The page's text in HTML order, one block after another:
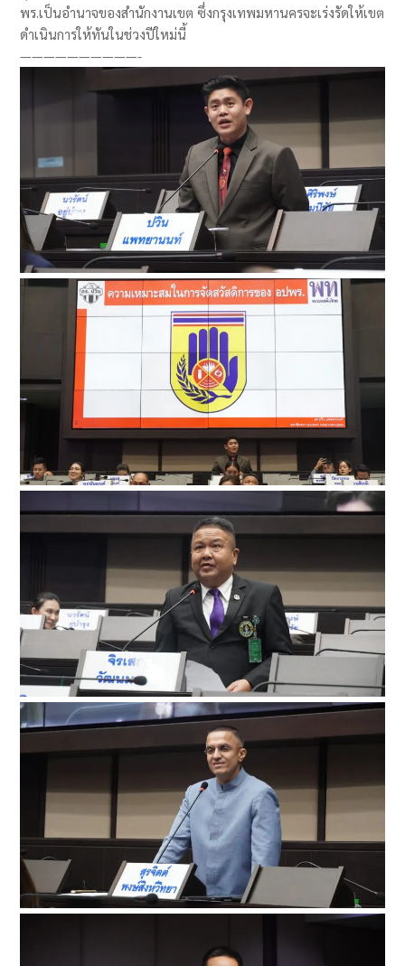
พร.เป็นอำนาจของสำนักงานเขต ซึ่งกรุงเทพมหานครจะเร่งรัดให้เขต
ดำเนินการให้ทันในช่วงปีใหม่นี้
——————————-